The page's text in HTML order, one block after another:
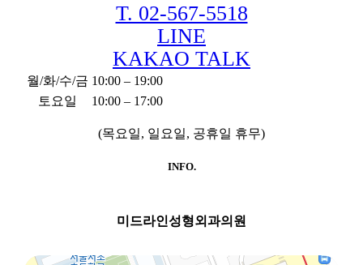
T. 02-567-5518
LINE
KAKAO TALK
월/화/수/금 10:00 – 19:00
토요일
10:00 – 17:00
(목요일, 일요일, 공휴일 휴무)
INFO.
미드라인성형외과의원